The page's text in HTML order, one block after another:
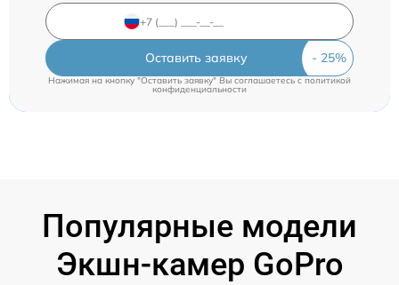
Оставить заявку
Нажимая на кнопку "Оставить заявку" Вы соглашаетесь c политикой
конфиденциальности
Популярные модели
Экшн-камер GoPro